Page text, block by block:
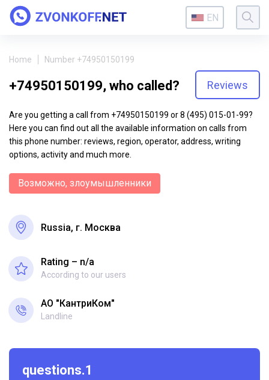
EN
Home Number +74950150199
+74950150199, who called? Reviews
Are you getting a call from +74950150199 or 8 (495) 015-01-99?
Here you can find out all the available information on calls from
this phone number: reviews, region, operator, address, writing
options, activity and much more.
Возможно, злоумышленники
Russia, г. Москва
Rating – n/a
According to our users
АО "КантриКом"
Landline
questions.1